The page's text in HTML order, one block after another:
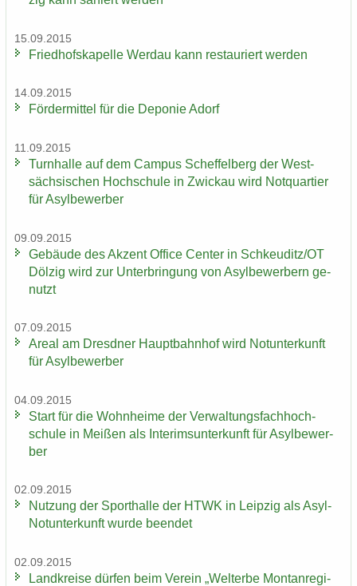
15.09.2015
Fried­hofs­ka­pel­le Wer­dau kann re­stau­riert wer­den
14.09.2015
För­der­mit­tel für die De­po­nie Adorf
11.09.2015
Turn­hal­le auf dem Cam­pus Schef­fel­berg der West­
säch­si­schen Hoch­schu­le in Zwi­ckau wird Not­quar­tier
für Asyl­be­wer­ber
09.09.2015
Ge­bäu­de des Ak­zent Of­fice Cen­ter in Schkeu­ditz/OT
Döl­zig wird zur Un­ter­brin­gung von Asyl­be­wer­bern ge­
nutzt
07.09.2015
Areal am Dresd­ner Haupt­bahn­hof wird Not­un­ter­kunft
für Asyl­be­wer­ber
04.09.2015
Start für die Wohn­hei­me der Ver­wal­tungs­fach­hoch­
schu­le in Mei­ßen als In­te­rims­un­ter­kunft für Asyl­be­wer­
ber
02.09.2015
Nut­zung der Sport­hal­le der HTWK in Leip­zig als Asyl-​
Notunterkunft wurde be­en­det
02.09.2015
Land­krei­se dür­fen beim Ver­ein „Welt­erbe Mon­tan­re­gi­